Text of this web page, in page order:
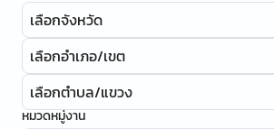
เลือกจังหวัด
เลือกอำเภอ/เขต
เลือกตำบล/แขวง
หมวดหมู่งาน